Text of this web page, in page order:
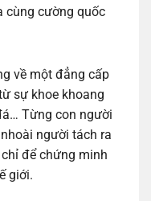
cùng cường quốc
về một đẳng cấp
sự khoe khoang
Từng con người
người tách ra
để chứng minh
giới.